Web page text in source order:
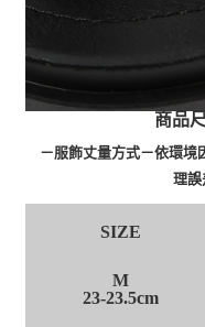
商品
－服飾丈量方式－依環境
理誤
SIZE
M
23-23.5cm